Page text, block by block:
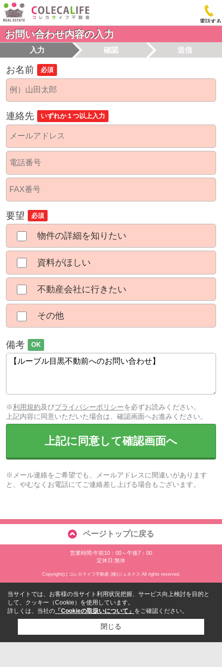
電話する
お問い合わせ内容の入力
入力 確認 送信
お名前 必須
連絡先 いずれか１つ以上入力
要望 必須
物件の詳細を知りたい
資料がほしい
不動産会社に行きたい
その他
備考 OK
※利用規約及びプライバシーポリシーを必ずお読みください。
上記内容に同意いただいた場合は、確認画面へお進みください。
上記に同意して確認画面へ
※メール連絡をご希望でも、メールアドレスに間違いがあります
と、やむなくお電話にてご連絡差し上げる場合もございます。
ページトップに戻る
営業時間:午前10：00～午後7：00
定休日:無休
Copyright(c) コレカライフ不動産 (株)ジュネクス All rights reserved.
当サイトでは、お客様の当サイト利用状況把握、サービス向上検討を目的と
して、クッキー（Cookie）を使用しています。
詳しくは、当社の 「Cookieの取扱いについて」 をご確認ください。
閉じる